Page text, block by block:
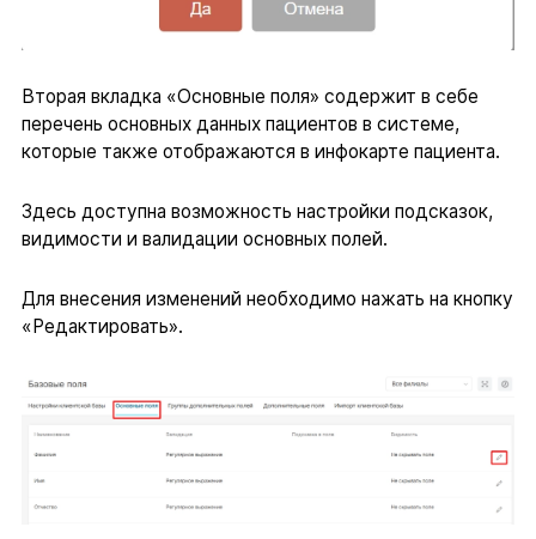
Вторая вкладка «Основные поля» содержит в себе
перечень основных данных пациентов в системе,
которые также отображаются в инфокарте пациента.
Здесь доступна возможность настройки подсказок,
видимости и валидации основных полей.
Для внесения изменений необходимо нажать на кнопку
«Редактировать».